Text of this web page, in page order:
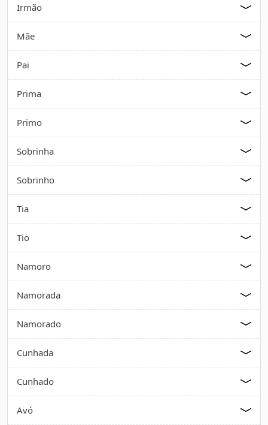
Irmão
Mãe
Pai
Prima
Primo
Sobrinha
Sobrinho
Tia
Tio
Namoro
Namorada
Namorado
Cunhada
Cunhado
Avó